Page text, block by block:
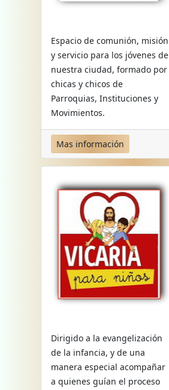
Espacio de comunión, misión
y servicio para los jóvenes de
nuestra ciudad, formado por
chicas y chicos de
Parroquias, Instituciones y
Movimientos.
Mas información
Dirigido a la evangelización
de la infancia, y de una
manera especial acompañar
a quienes guían el proceso